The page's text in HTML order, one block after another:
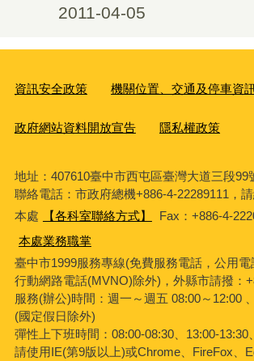
2011-04-05
資訊安全政策 機關位置、交通及停車資
政府網站資料開放宣告 隱私權政策
地址：407610臺中市西屯區臺灣大道三段99
聯絡電話：市政府總機+886-4-22289111，
本處
【各科室聯絡方式】
Fax：+886-4-
本處業務職掌
臺中市1999服務專線(免費服務電話，公用
行動網路電話(MVNO)除外)，外縣市請撥：
服務(辦公)時間：週一～週五 08:00～12:00
(國定假日除外)
彈性上下班時間：08:00-08:30、13:00-13:30
請使用IE(第9版以上)或Chrome、FireFox、